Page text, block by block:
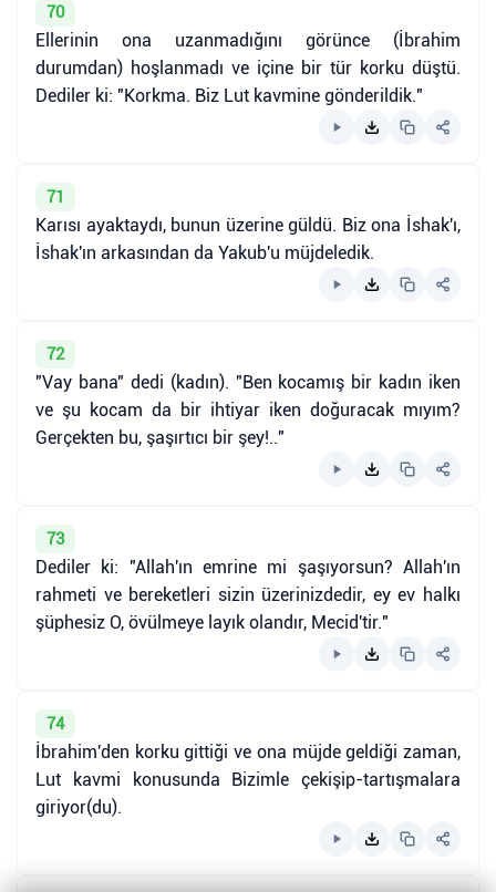
70
Ellerinin ona uzanmadığını görünce (İbrahim
durumdan) hoşlanmadı ve içine bir tür korku düştü.
Dediler ki: "Korkma. Biz Lut kavmine gönderildik."
71
Karısı ayaktaydı, bunun üzerine güldü. Biz ona İshak'ı,
İshak'ın arkasından da Yakub'u müjdeledik.
72
"Vay bana" dedi (kadın). "Ben kocamış bir kadın iken
ve şu kocam da bir ihtiyar iken doğuracak mıyım?
Gerçekten bu, şaşırtıcı bir şey!.."
73
Dediler ki: "Allah'ın emrine mi şaşıyorsun? Allah'ın
rahmeti ve bereketleri sizin üzerinizdedir, ey ev halkı
şüphesiz O, övülmeye layık olandır, Mecid'tir."
74
İbrahim'den korku gittiği ve ona müjde geldiği zaman,
Lut kavmi konusunda Bizimle çekişip-tartışmalara
giriyor(du).